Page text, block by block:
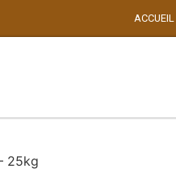
ACCUEIL
25kg